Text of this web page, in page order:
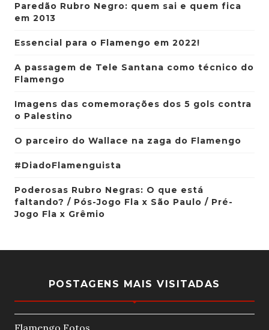
Paredão Rubro Negro: quem sai e quem fica
em 2013
Essencial para o Flamengo em 2022!
A passagem de Tele Santana como técnico do
Flamengo
Imagens das comemorações dos 5 gols contra
o Palestino
O parceiro do Wallace na zaga do Flamengo
#DiadoFlamenguista
Poderosas Rubro Negras: O que está
faltando? / Pós-Jogo Fla x São Paulo / Pré-
Jogo Fla x Grêmio
POSTAGENS MAIS VISITADAS